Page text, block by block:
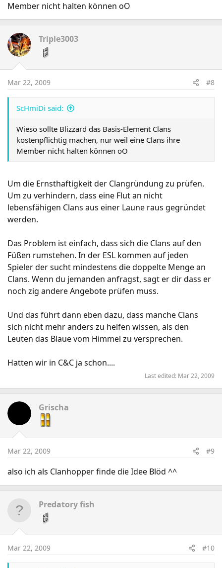
Member nicht halten können oO
Triple3003
Mar 22, 2009 #8
ScHmiDi said:
Wieso sollte Blizzard das Basis-Element Clans
kostenpflichtig machen, nur weil eine Clans ihre
Member nicht halten können oO
Um die Ernsthaftigkeit der Clangründung zu prüfen.
Um zu verhindern, dass eine Flut an nicht
lebensfähigen Clans aus einer Laune raus gegründet
werden.
Das Problem ist einfach, dass sich die Clans auf den
Füßen rumstehen. In der ESL kommen auf jeden
Spieler der sucht mindestens die doppelte Menge an
Clans. Wenn du jemanden anfragst, sagt er dir dass er
noch zig andere Angebote prüfen muss.
Und das führt dann eben dazu, dass manche Clans
sich nicht mehr anders zu helfen wissen, als den
Leuten das Blaue vom Himmel zu versprechen.
Hatten wir in C&C ja schon....
Last edited: Mar 22, 2009
Grischa
Mar 22, 2009 #9
also ich als Clanhopper finde die Idee Blöd ^^
Predatory fish
Mar 22, 2009 #10